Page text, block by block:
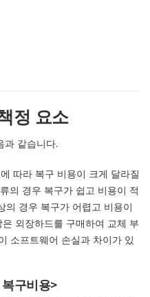
정 요소
과 같습니다.
따라 복구 비용이 크게 달라질
의 경우 복구가 쉽고 비용이 적
의 경우 복구가 어렵고 비용이
외장하드를 구매하여 교체 부
소프트웨어 손실과 차이가 있
구비용>